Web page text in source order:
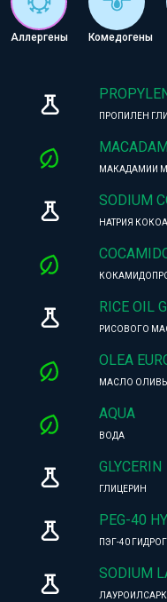
Аллергены Комедогены
ПРОПИЛЕН
МАКАДАМИИ
SODIUM
НАТРИЯ
RICE OIL
РИСОВОГО
OLEA
МАСЛО ОЛИВЫ
AQUA
ВОДА
GLYCERIN
ГЛИЦЕРИН
PEG-40
ПЭГ-40
SODIUM